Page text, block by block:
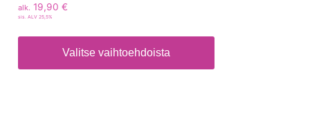
alk. 19,90 €
sis. ALV 25,5%
Valitse vaihtoehdoista